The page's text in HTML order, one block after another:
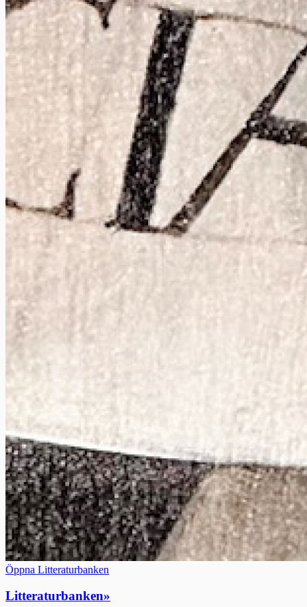
Öppna Litteraturbanken
Litteraturbanken»